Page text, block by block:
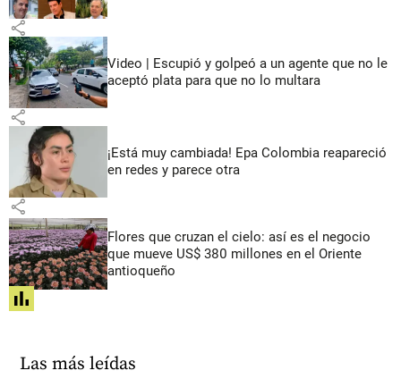
share
Video | Escupió y golpeó a un agente que no le
aceptó plata para que no lo multara
share
¡Está muy cambiada! Epa Colombia reapareció
en redes y parece otra
share
Flores que cruzan el cielo: así es el negocio
que mueve US$ 380 millones en el Oriente
antioqueño
share
Las más leídas